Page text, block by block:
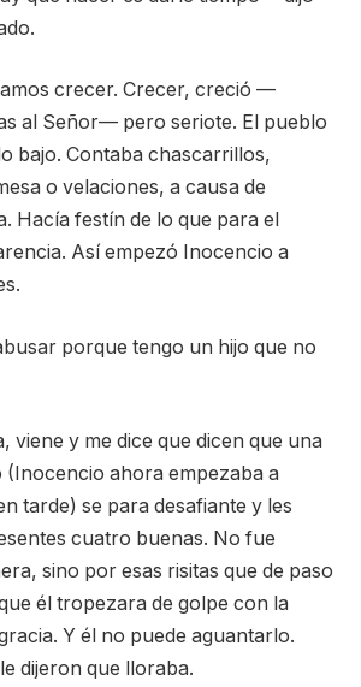
crecer. Crecer, creció —
al Señor— pero seriote. El pueblo
bajo. Contaba chascarrillos,
o velaciones, a causa de
Hacía festín de lo que para el
Así empezó Inocencio a
porque tengo un hijo que no
viene y me dice que dicen que una
(Inocencio ahora empezaba a
tarde) se para desafiante y les
cuatro buenas. No fue
sino por esas risitas que de paso
él tropezara de golpe con la
Y él no puede aguantarlo.
dijeron que lloraba.